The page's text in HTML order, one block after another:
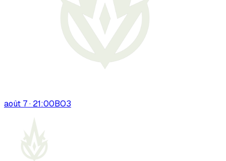
août 7 · 21:00BO3